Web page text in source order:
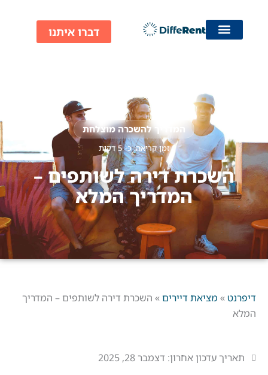
דברו איתנו
המדריך להשכרה מוצלחת
זמן קריאה: כ- 5 דקות
השכרת דירה לשותפים –
המדריך המלא
דיפרנט» מציאת דיירים» השכרת דירה לשותפים – המדריך
המלא
תאריך עדכון אחרון: דצמבר 28, 2025